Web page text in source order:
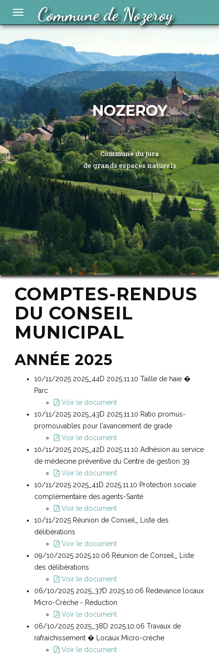
Toggle
navigation
Commune de Nozeroy
NOZEROY
Commune du Jura
de grands espaces naturels
COMPTES-RENDUS
DU CONSEIL
MUNICIPAL
ANNÉE 2025
10/11/2025 2025_44D 2025.11.10 Taille de haie �
Parc
Voir le document
10/11/2025 2025_43D 2025.11.10 Ratio promus-
promouvables pour l'avancement de grade
Voir le document
10/11/2025 2025_42D 2025.11.10 Adhésion au service
de médecine préventive du Centre de gestion 39
Voir le document
10/11/2025 2025_41D 2025.11.10 Protection sociale
complémentaire des agents-Santé
Voir le document
10/11/2025 Réunion de Conseil_ Liste des
délibérations
Voir le document
09/10/2025 2025.10.06 Réunion de Conseil_ Liste
des délibérations
Voir le document
06/10/2025 2025_37D 2025.10.06 Redevance locaux
Micro-Crèche - Réduction
Voir le document
06/10/2025 2025_38D 2025.10.06 Travaux de
rafraichissement � Locaux Micro-crèche
Voir le document